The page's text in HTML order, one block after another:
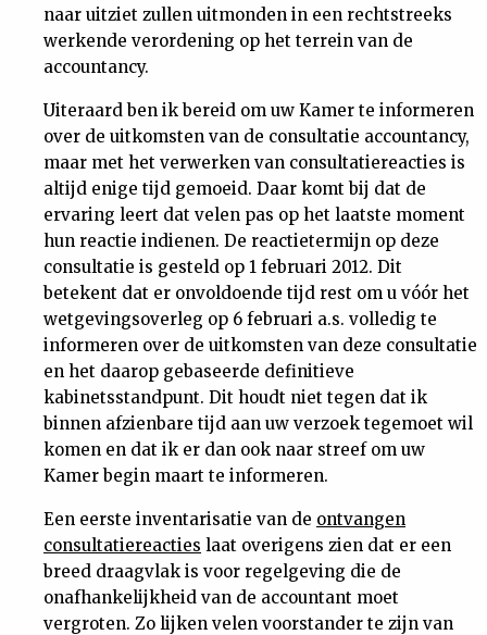
naar uitziet zullen uitmonden in een rechtstreeks
werkende verordening op het terrein van de
accountancy.
Uiteraard ben ik bereid om uw Kamer te informeren
over de uitkomsten van de consultatie accountancy,
maar met het verwerken van consultatiereacties is
altijd enige tijd gemoeid. Daar komt bij dat de
ervaring leert dat velen pas op het laatste moment
hun reactie indienen. De reactietermijn op deze
consultatie is gesteld op 1 februari 2012. Dit
betekent dat er onvoldoende tijd rest om u vóór het
wetgevingsoverleg op 6 februari a.s. volledig te
informeren over de uitkomsten van deze consultatie
en het daarop gebaseerde definitieve
kabinetsstandpunt. Dit houdt niet tegen dat ik
binnen afzienbare tijd aan uw verzoek tegemoet wil
komen en dat ik er dan ook naar streef om uw
Kamer begin maart te informeren.
Een eerste inventarisatie van de ontvangen
consultatiereacties laat overigens zien dat er een
breed draagvlak is voor regelgeving die de
onafhankelijkheid van de accountant moet
vergroten. Zo lijken velen voorstander te zijn van